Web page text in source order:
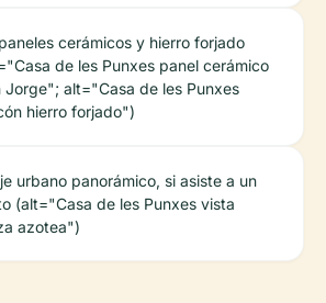
cerámicos y hierro forjado
de les Punxes panel cerámico
Jorge"; alt="Casa de les Punxes
hierro forjado")
urbano panorámico, si asiste a un
(alt="Casa de les Punxes vista
azotea")